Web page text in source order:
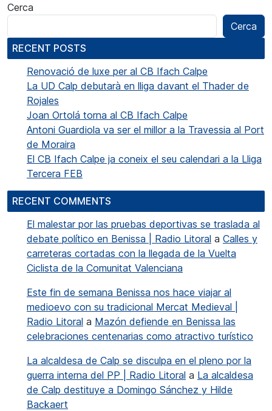
Cerca
Cerca
RECENT POSTS
Renovació de luxe per al CB Ifach Calpe
La UD Calp debutarà en lliga davant el Thader de
Rojales
Joan Ortolá torna al CB Ifach Calpe
Antoni Guardiola va ser el millor a la Travessia al Port
de Moraira
El CB Ifach Calpe ja coneix el seu calendari a la Lliga
Tercera FEB
RECENT COMMENTS
El malestar por las pruebas deportivas se traslada al
debate político en Benissa | Radio Litoral a Calles y
carreteras cortadas con la llegada de la Vuelta
Ciclista de la Comunitat Valenciana
Este fin de semana Benissa nos hace viajar al
medioevo con su tradicional Mercat Medieval |
Radio Litoral a Mazón defiende en Benissa las
celebraciones centenarias como atractivo turístico
La alcaldesa de Calp se disculpa en el pleno por la
guerra interna del PP | Radio Litoral a La alcaldesa
de Calp destituye a Domingo Sánchez y Hilde
Backaert